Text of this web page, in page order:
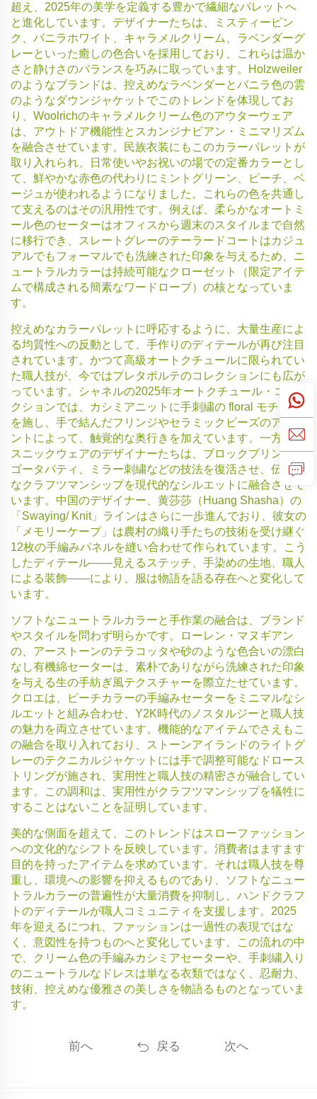
超え、2025年の美学を定義する豊かで繊細なパレットへ
と進化しています。デザイナーたちは、ミスティーピン
ク、バニラホワイト、キャラメルクリーム、ラベンダーグ
レーといった癒しの色合いを採用しており、これらは温か
さと静けさのバランスを巧みに取っています。Holzweiler
のようなブランドは、控えめなラベンダーとバニラ色の雲
のようなダウンジャケットでこのトレンドを体現してお
り、Woolrichのキャラメルクリーム色のアウターウェア
は、アウトドア機能性とスカンジナビアン・ミニマリズム
を融合させています。民族衣装にもこのカラーパレットが
取り入れられ、日常使いやお祝いの場での定番カラーとし
て、鮮やかな赤色の代わりにミントグリーン、ピーチ、ベ
ージュが使われるようになりました。これらの色を共通し
て支えるのはその汎用性です。例えば、柔らかなオートミ
ール色のセーターはオフィスから週末のスタイルまで自然
に移行でき、スレートグレーのテーラードコートはカジュ
アルでもフォーマルでも洗練された印象を与えるため、ニ
ュートラルカラーは持続可能なクローゼット（限定アイテ
ムで構成される簡素なワードローブ）の核となっていま
す。
控えめなカラーパレットに呼応するように、大量生産によ
る均質性への反動として、手作りのディテールが再び注目
されています。かつて高級オートクチュールに限られてい
た職人技が、今ではプレタポルテのコレクションにも広が
っています。シャネルの2025年オートクチュール・コレ
クションでは、カシミアニットに手刺繍の floral モチーフ
を施し、手で結んだフリンジやセラミックビーズのアクセ
ントによって、触覚的な奥行きを加えています。一方、エ
スニックウェアのデザイナーたちは、ブロックプリント、
ゴータパティ、ミラー刺繍などの技法を復活させ、伝統的
なクラフツマンシップを現代的なシルエットに融合させて
います。中国のデザイナー、黄莎莎（Huang Shasha）の
「Swaying/ Knit」ラインはさらに一歩進んでおり、彼女の
「メモリーケープ」は農村の織り手たちの技術を受け継ぐ
12枚の手編みパネルを縫い合わせて作られています。こう
したディテール——見えるステッチ、手染めの生地、職人
による装飾——により、服は物語を語る存在へと変化して
います。
ソフトなニュートラルカラーと手作業の融合は、ブランド
やスタイルを問わず明らかです。ローレン・マヌギアン
の、アーストーンのテラコッタや砂のような色合いの漂白
なし有機綿セーターは、素朴でありながら洗練された印象
を与える生の手紡ぎ風テクスチャーを際立たせています。
クロエは、ピーチカラーの手編みセーターをミニマルなシ
ルエットと組み合わせ、Y2K時代のノスタルジーと職人技
の魅力を両立させています。機能的なアイテムでさえもこ
の融合を取り入れており、ストーンアイランドのライトグ
レーのテクニカルジャケットには手で調整可能なドロース
トリングが施され、実用性と職人技の精密さが融合してい
ます。この調和は、実用性がクラフツマンシップを犠牲に
することはないことを証明しています。
美的な側面を超えて、このトレンドはスローファッション
への文化的なシフトを反映しています。消費者はますます
目的を持ったアイテムを求めています。それは職人技を尊
重し、環境への影響を抑えるものであり、ソフトなニュー
トラルカラーの普遍性が大量消費を抑制し、ハンドクラフ
トのディテールが職人コミュニティを支援します。2025
年を迎えるにつれ、ファッションは一過性の表現ではな
く、意図性を持つものへと変化しています。この流れの中
で、クリーム色の手編みカシミアセーターや、手刺繍入り
のニュートラルなドレスは単なる衣類ではなく、忍耐力、
技術、控えめな優雅さの美しさを物語るものとなっていま
す。
前へ 戻る 次へ